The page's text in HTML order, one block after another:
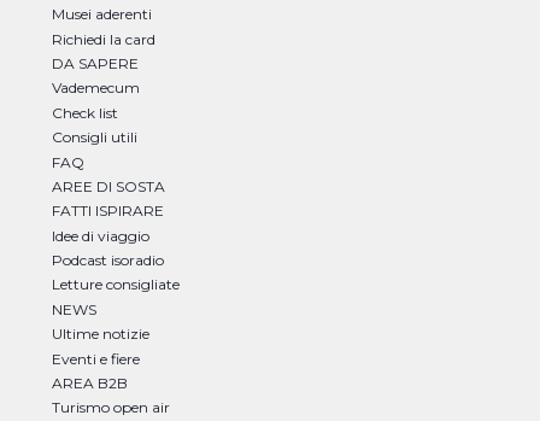
Musei aderenti
Richiedi la card
DA SAPERE
Vademecum
Check list
Consigli utili
FAQ
AREE DI SOSTA
FATTI ISPIRARE
Idee di viaggio
Podcast isoradio
Letture consigliate
NEWS
Ultime notizie
Eventi e fiere
AREA B2B
Turismo open air